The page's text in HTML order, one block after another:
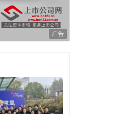
广告